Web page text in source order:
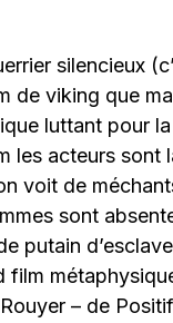
silencieux
de viking que
luttant pour
les acteurs sont
voit de
sont
putain
film
– de